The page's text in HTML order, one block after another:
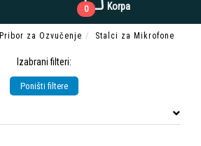
Korpa
0
Pribor za Ozvučenje Stalci za Mikrofone
Izabrani filteri:
Poništi filtere